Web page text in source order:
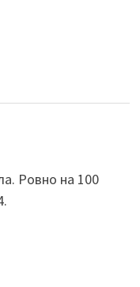
Ровно на 100